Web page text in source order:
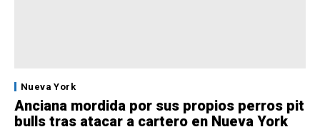
Nueva York
Anciana mordida por sus propios perros pit
bulls tras atacar a cartero en Nueva York